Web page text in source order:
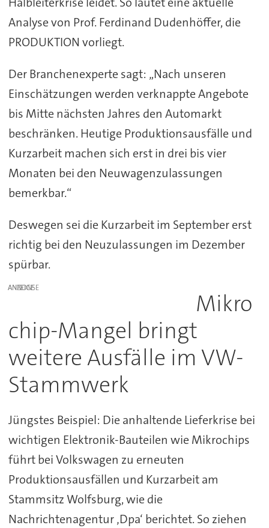
Analyse von Prof. Ferdinand Dudenhöffer, die
PRODUKTION vorliegt.
Der Branchenexperte sagt: „Nach unseren
Einschätzungen werden verknappte Angebote
bis Mitte nächsten Jahres den Automarkt
beschränken. Heutige Produktionsausfälle und
Kurzarbeit machen sich erst in drei bis vier
Monaten bei den Neuwagenzulassungen
bemerkbar.“
Deswegen sei die Kurzarbeit im September erst
richtig bei den Neuzulassungen im Dezember
spürbar.
ANZEIGE
Mikro
chip-Mangel bringt
weitere Ausfälle im VW-
Stammwerk
Jüngstes Beispiel: Die anhaltende Lieferkrise bei
wichtigen Elektronik-Bauteilen wie Mikrochips
führt bei Volkswagen zu erneuten
Produktionsausfällen und Kurzarbeit am
Stammsitz Wolfsburg, wie die
Nachrichtenagentur ‚Dpa‘ berichtet. So ziehen